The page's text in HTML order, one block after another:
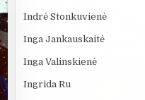
Indrė Stonkuvienė
Inga Jankauskaitė
Inga Valinskienė
Ingrida Ru